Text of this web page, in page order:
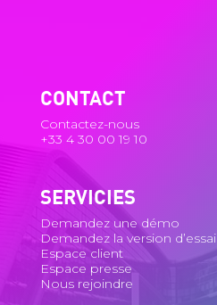
CONTACT
Contactez-nous
+33 4 30 00 19 10
SERVICIES
Demandez une démo
Demandez la version d’essai
Espace client
Espace presse
Nous rejoindre